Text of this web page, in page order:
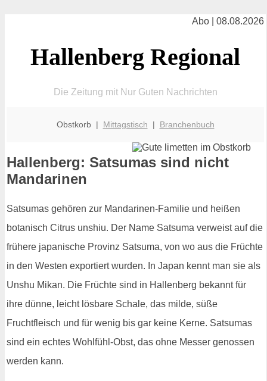
Abo | 08.08.2026
Hallenberg Regional
Die Zeitung mit Nur Guten Nachrichten
Obstkorb | Mittagstisch | Branchenbuch
Hallenberg: Satsumas sind nicht
Mandarinen
Satsumas gehören zur Mandarinen-Familie und heißen
botanisch Citrus unshiu. Der Name Satsuma verweist auf die
frühere japanische Provinz Satsuma, von wo aus die Früchte
in den Westen exportiert wurden. In Japan kennt man sie als
Unshu Mikan. Die Früchte sind in Hallenberg bekannt für
ihre dünne, leicht lösbare Schale, das milde, süße
Fruchtfleisch und für wenig bis gar keine Kerne. Satsumas
sind ein echtes Wohlfühl-Obst, das ohne Messer genossen
werden kann.